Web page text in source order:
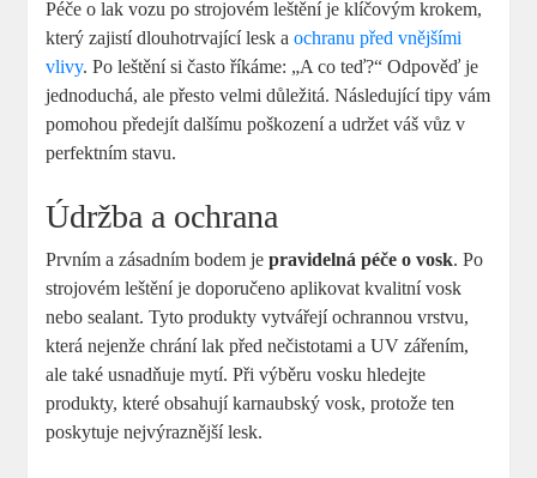
Péče o lak vozu po strojovém leštění je klíčovým ‌krokem,
který zajistí ‌dlouhotrvající lesk aochranu před vnějšími
vlivy. Po⁢ leštění si často říkáme: „A‍ co teď?“ Odpověď ⁢je
jednoduchá, ale přesto velmi důležitá. Následující tipy vám
pomohou předejít dalšímu ​poškození a udržet váš vůz v
perfektním stavu.
Údržba a ochrana
Prvním ⁤a zásadním bodem jepravidelná péče o vosk. Po
strojovém leštění je doporučeno aplikovat⁢ kvalitní⁢ vosk
nebo sealant. Tyto produkty vytvářejí ochrannou vrstvu,
která‌ nejenže chrání ⁣lak​ před nečistotami a UV zářením,
ale ‌také usnadňuje mytí. Při výběru vosku hledejte
produkty, které obsahují karnaubský vosk, ‍protože ‌ten
poskytuje nejvýraznější lesk.